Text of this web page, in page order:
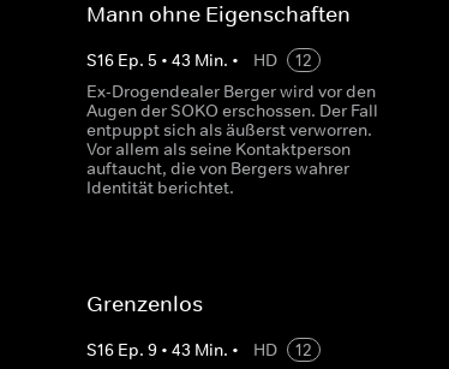
Mann ohne Eigenschaften
S16 Ep. 5 • 43 Min. • HD
12
Ex-Drogendealer Berger wird vor den
Augen der SOKO erschossen. Der Fall
entpuppt sich als äußerst verworren.
Vor allem als seine Kontaktperson
auftaucht, die von Bergers wahrer
Identität berichtet.
Grenzenlos
S16 Ep. 9 • 43 Min. • HD
12